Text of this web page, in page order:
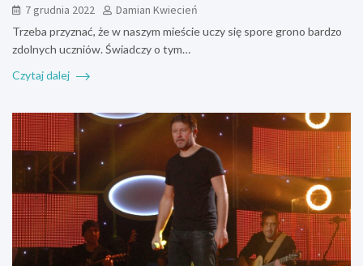
7 grudnia 2022
Damian Kwiecień
Trzeba przyznać, że w naszym mieście uczy się spore grono bardzo
zdolnych uczniów. Świadczy o tym…
Czytaj dalej